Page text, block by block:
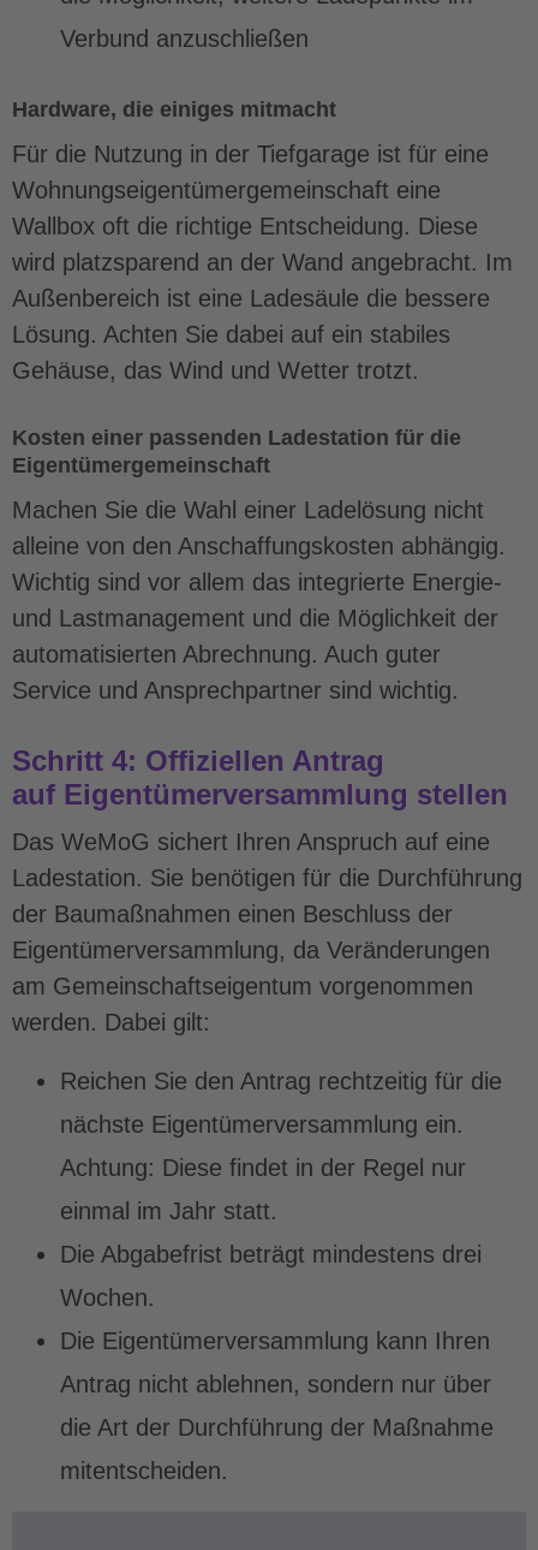
Verbund anzuschließen
Hardware, die einiges mitmacht
Für die Nutzung in der Tiefgarage ist für eine
Wohnungseigentümergemeinschaft eine
Wallbox oft die richtige Entscheidung. Diese
wird platzsparend an der Wand angebracht. Im
Außenbereich ist eine Ladesäule die bessere
Lösung. Achten Sie dabei auf ein stabiles
Gehäuse, das Wind und Wetter trotzt.
Kosten einer passenden Ladestation für die
Eigentümergemeinschaft
Machen Sie die Wahl einer Ladelösung nicht
alleine von den Anschaffungskosten abhängig.
Wichtig sind vor allem das integrierte Energie-
und Lastmanagement und die Möglichkeit der
automatisierten Abrechnung. Auch guter
Service und Ansprechpartner sind wichtig.
Schritt 4: Offiziellen Antrag
auf Eigentümerversammlung stellen
Das WeMoG sichert Ihren Anspruch auf eine
Ladestation. Sie benötigen für die Durchführung
der Baumaßnahmen einen Beschluss der
Eigentümerversammlung, da Veränderungen
am Gemeinschaftseigentum vorgenommen
werden. Dabei gilt:
Reichen Sie den Antrag rechtzeitig für die
nächste Eigentümerversammlung ein.
Achtung: Diese findet in der Regel nur
einmal im Jahr statt.
Die Abgabefrist beträgt mindestens drei
Wochen.
Die Eigentümerversammlung kann Ihren
Antrag nicht ablehnen, sondern nur über
die Art der Durchführung der Maßnahme
mitentscheiden.